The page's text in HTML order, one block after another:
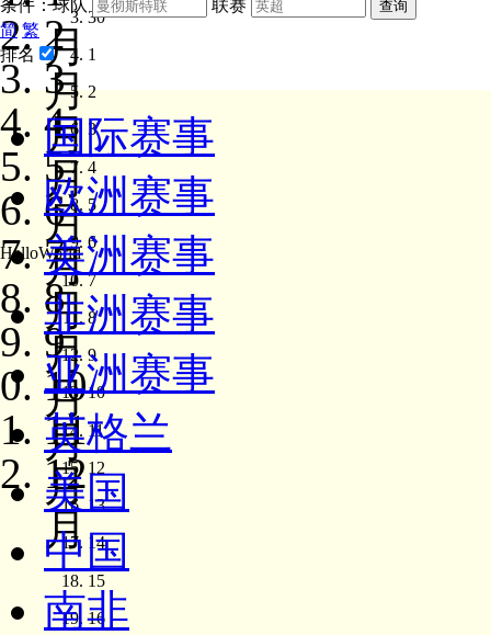
30
1
2
3
4
5
6
7
8
9
10
11
12
13
14
15
16
月
2
月
3
月
4
月
5
月
6
月
7
月
8
月
9
月
10
月
11
月
12
月
HelloWorld
条件：球队
联赛
简 繁
排名
国际赛事
欧洲赛事
美洲赛事
非洲赛事
亚洲赛事
英格兰
美国
中国
南非